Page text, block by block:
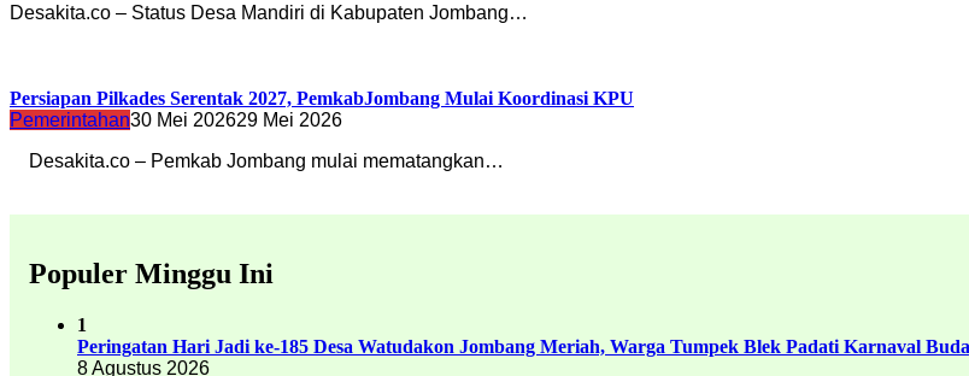
Desakita.co – Status Desa Mandiri di Kabupaten Jombang…
Persiapan Pilkades Serentak 2027, PemkabJombang Mulai Koordinasi KPU
Pemerintahan30 Mei 202629 Mei 2026
Desakita.co – Pemkab Jombang mulai mematangkan…
Populer Minggu Ini
1
Peringatan Hari Jadi ke-185 Desa Watudakon Jombang Meriah, Warga Tumpek Blek Padati Karnaval
8 Agustus 2026